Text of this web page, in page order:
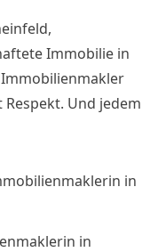
Immobilie in
Und jedem
in
in